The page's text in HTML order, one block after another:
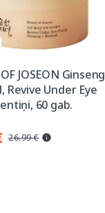
JOSEON Ginseng
Revive Under Eye
60 gab.
26.99 €